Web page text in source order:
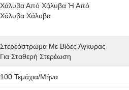
Χάλυβα Από Χάλυβα Ή Από
Χάλυβα Χάλυβα
Στερεόστρωμα Με Βίδες Άγκυρας
Για Σταθερή Στερέωση
100 Τεμάχια/μήνα